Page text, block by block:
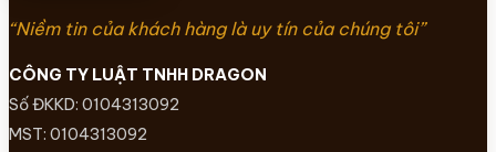
“Niềm tin của khách hàng là uy tín của chúng tôi”
CÔNG TY LUẬT TNHH DRAGON
Số ĐKKD: 0104313092
MST: 0104313092